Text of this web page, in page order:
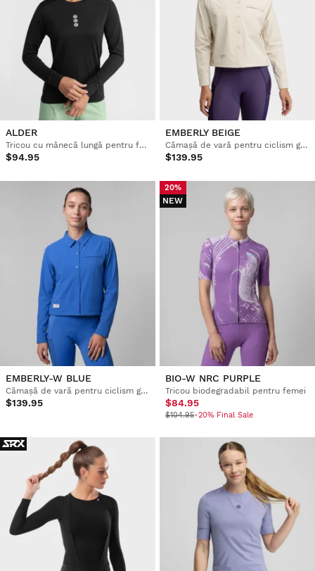
ALDER
Tricou cu mânecă lungă pentru femei cu ciclism pe pietriș
$94.95
EMBERLY BEIGE
Cămașă de vară pentru ciclism gravel pentru femei
$139.95
EMBERLY-W BLUE
Cămașă de vară pentru ciclism gravel pentru femei
$139.95
20%
NEW
BIO-W NRC PURPLE
Tricou biodegradabil pentru femei
$84.95
$104.95-20% Final Sale